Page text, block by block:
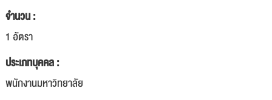
จำนวน :
1 อัตรา
ประเภทบุคคล :
พนักงานมหาวิทยาลัย